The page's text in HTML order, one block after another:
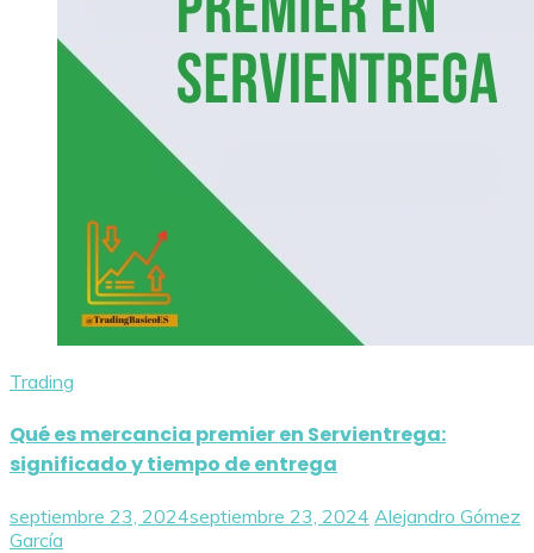
Trading
Qué es mercancia premier en Servientrega:
significado y tiempo de entrega
septiembre 23, 2024septiembre 23, 2024 Alejandro Gómez
García